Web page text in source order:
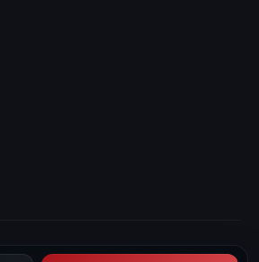
Charlas Motivacionales en España. Todos